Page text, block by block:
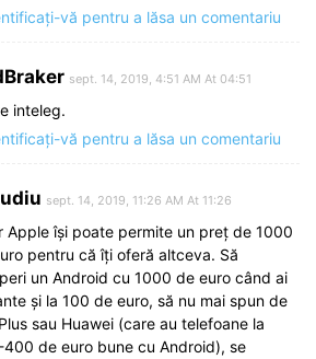
vă pentru a lăsa un comentariu
sept. 14, 2019, 4:51 AM At 04:51
inteleg.
vă pentru a lăsa un comentariu
sept. 14, 2019, 11:26 AM At 11:26
Apple își poate permite un preț de 1000
pentru că îți oferă altceva. Să
un Android cu 1000 de euro când ai
și la 100 de euro, să nu mai spun de
sau Huawei (care au telefoane la
de euro bune cu Android), se